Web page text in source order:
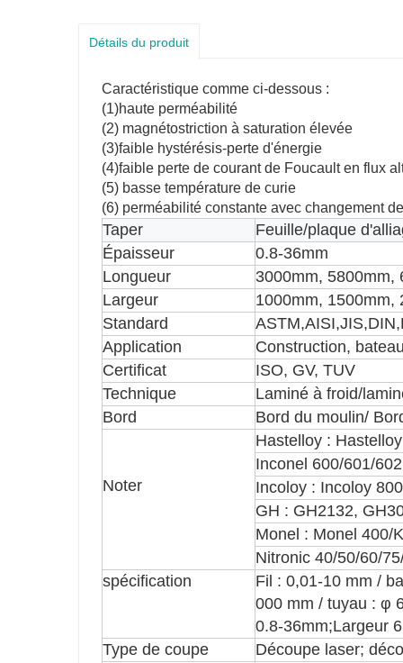
Détails du produit
Caractéristique comme ci-dessous :
(1)haute perméabilité
(2) magnétostriction à saturation élevée
(3)faible hystérésis-perte d'énergie
(4)faible perte de courant de Foucault en flux
(5) basse température de curie
(6) perméabilité constante avec changement
Taper
Feuille/plaque
Épaisseur
0.8-36mm
Longueur
3000mm, 5800mm,
Largeur
1000mm, 1500mm,
Standard
Application
Construction,
Certificat
ISO, GV, TUV
Technique
Laminé à froid/
Bord
Bord du moulin/
Noter
Hastelloy :
Inconel 600/601/
Incoloy : Incoloy
GH : GH2132,
Monel : Monel 400/
Nitronic 40/50/60/
spécification
Fil : 0,01-10 mm /
000 mm / tuyau : φ
0.8-36mm;Largeur
Type de coupe
Découpe laser;